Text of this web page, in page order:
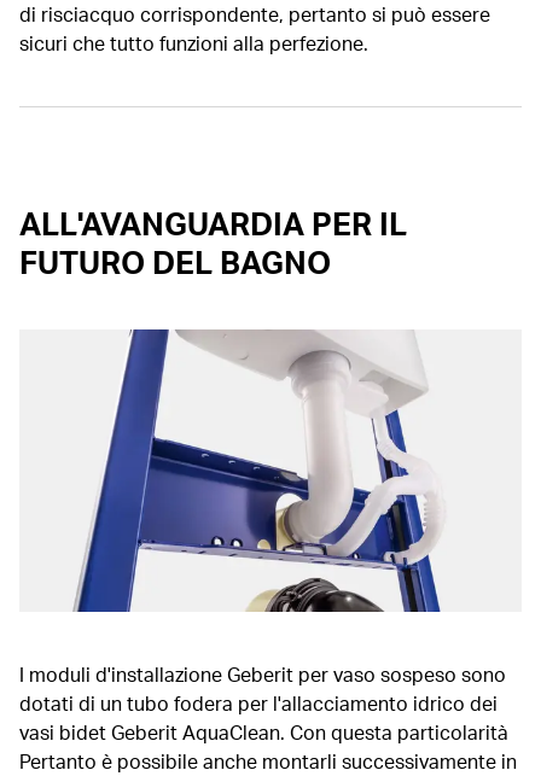
di risciacquo corrispondente, pertanto si può essere
sicuri che tutto funzioni alla perfezione.
ALL'AVANGUARDIA PER IL
FUTURO DEL BAGNO
I moduli d'installazione Geberit per vaso sospeso sono
dotati di un tubo fodera per l'allacciamento idrico dei
vasi bidet Geberit AquaClean. Con questa particolarità
Pertanto è possibile anche montarli successivamente in